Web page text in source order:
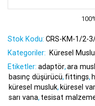
Stok Kodu: CRS-KM-1/2-
Kategoriler: Küresel
Etiketler: adaptör,ara
basınç düşürücü, fittings,
küresel musluk,küresel
sarı vana, tesisat